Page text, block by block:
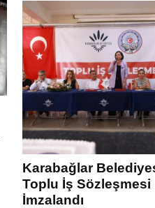
Karabağlar
Toplu İş Sözleşmesi
İmzalandı